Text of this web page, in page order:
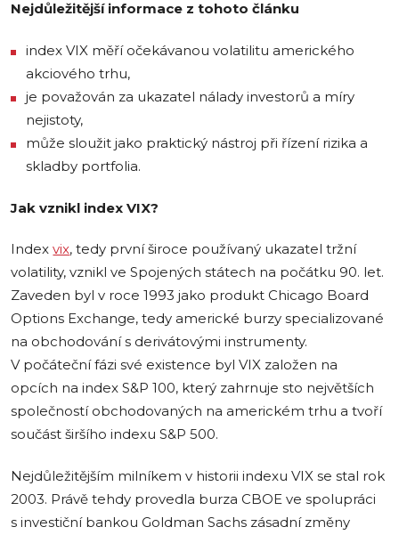
Nejdůležitější informace z tohoto článku
index VIX měří očekávanou volatilitu amerického
akciového trhu,
je považován za ukazatel nálady investorů a míry
nejistoty,
může sloužit jako praktický nástroj při řízení rizika a
skladby portfolia.
Jak vznikl index VIX?
Indexvix, tedy první široce používaný ukazatel tržní
volatility, vznikl ve Spojených státech na počátku 90. let.
Zaveden byl v roce 1993 jako produkt Chicago Board
Options Exchange, tedy americké burzy specializované
na obchodování s derivátovými instrumenty.
V počáteční fázi své existence byl VIX založen na
opcích na index S&P 100, který zahrnuje sto největších
společností obchodovaných na americkém trhu a tvoří
součást širšího indexu S&P 500.
Nejdůležitějším milníkem v historii indexu VIX se stal rok
2003. Právě tehdy provedla burza CBOE ve spolupráci
s investiční bankou Goldman Sachs zásadní změny